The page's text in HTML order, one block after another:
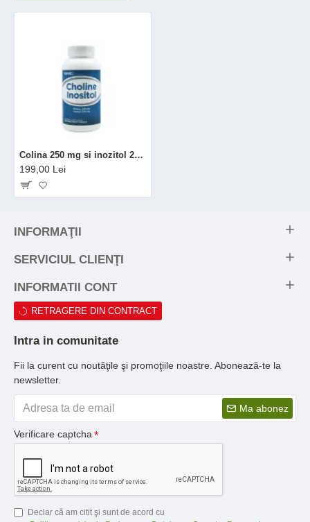
Colina 250 mg si inozitol 250 mg (100 Tb), GNC Live Well
199,00 Lei
INFORMAŢII
SERVICIUL CLIENŢI
INFORMATII CONT
RETRAGERE DIN CONTRACT
Intra in comunitate
Fii la curent cu noutăţile şi promoţiile noastre. Abonează-te la
newsletter.
Ma abonez
Verificare captcha
Declar că am citit şi sunt de acord cu